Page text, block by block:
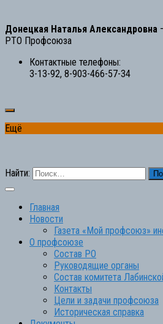
Донецкая Наталья Александровна
РТО Профсоюза
Контактные телефоны:
3-13-92, 8-903-466-57-34
Ещё
Найти:
Главная
Новости
Газета «Мой профсоюз»
О профсоюзе
Состав РО
Руководящие органы
Состав комитета
Контакты
Цели и задачи профсоюза
Историческая справка